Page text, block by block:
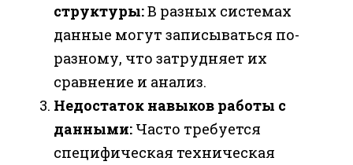
структуры:В разных системах
данные могут записываться по-
разному, что затрудняет их
сравнение и анализ.
Недостаток навыков работы с
данными: Часто требуется
специфическая техническая